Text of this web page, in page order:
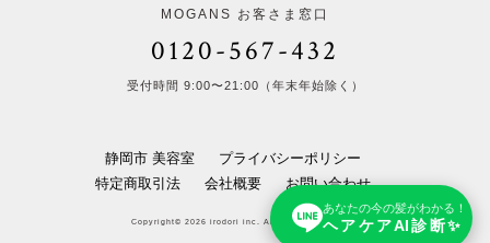
あなたの今の髪がわかる！
ヘアケアAI診断✨
MOGANS お客さま窓口
0120-567-432
受付時間 9:00〜21:00（年末年始除く）
静岡市 美容室
プライバシーポリシー
特定商取引法
会社概要 お問い合わせ
Copyright© 2026 irodori inc. All Rights Reserved.